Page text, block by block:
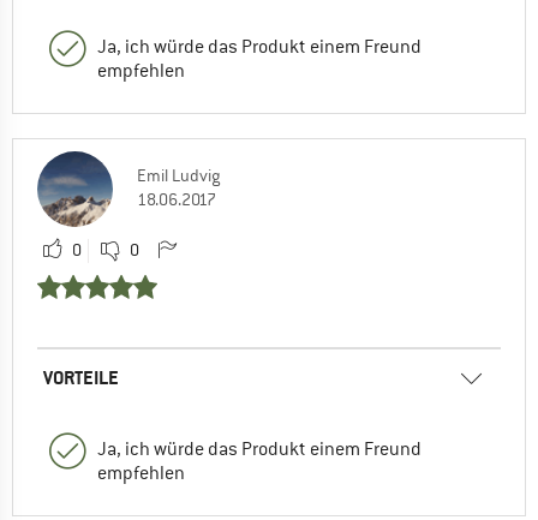
Ja, ich würde das Produkt einem Freund
empfehlen
Emil Ludvig
18.06.2017
0 0
VORTEILE
Ja, ich würde das Produkt einem Freund
empfehlen